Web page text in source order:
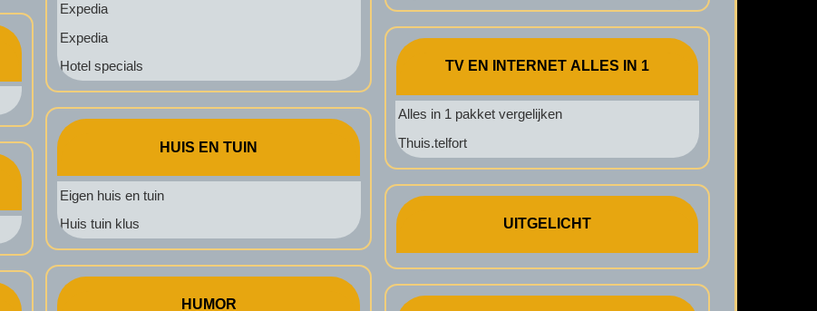
Expedia
Expedia
Hotel specials
HUIS EN TUIN
Eigen huis en tuin
Huis tuin klus
HUMOR
TV EN INTERNET ALLES IN 1
Alles in 1 pakket vergelijken
Thuis.telfort
UITGELICHT